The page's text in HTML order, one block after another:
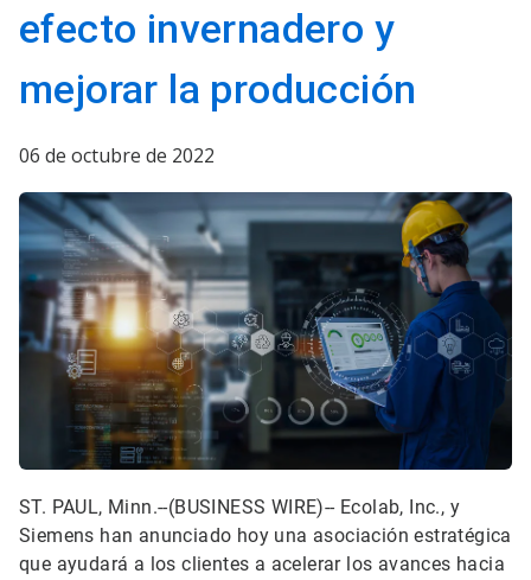
efecto invernadero y
mejorar la producción
06 de octubre de 2022
ST. PAUL, Minn.--(BUSINESS WIRE)-- Ecolab, Inc., y
Siemens han anunciado hoy una asociación estratégica
que ayudará a los clientes a acelerar los avances hacia